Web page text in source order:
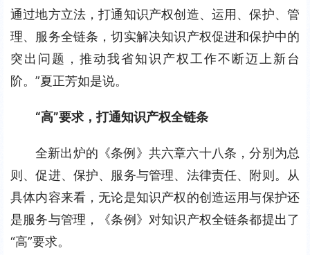
通过地方立法，打通知识产权创造、运用、保护、管
理、服务全链条，切实解决知识产权促进和保护中的
突出问题，推动我省知识产权工作不断迈上新台
阶。”夏正芳如是说。
“高”要求，打通知识产权全链条
全新出炉的《条例》共六章六十八条，分别为总
则、促进、保护、服务与管理、法律责任、附则。从
具体内容来看，无论是知识产权的创造运用与保护还
是服务与管理，《条例》对知识产权全链条都提出了
“高”要求。